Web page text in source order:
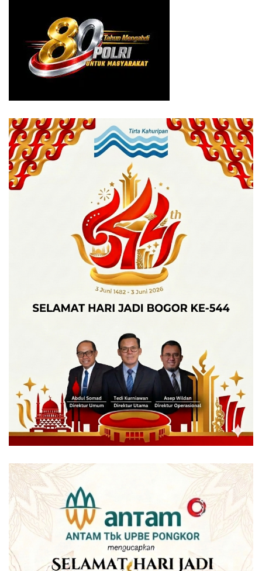
memaparkan hasil Musrenbang wilayahnya untuk tahun
2026 serta usulan Rencana Kerja Pemerintah Daerah
(RKPD) 2027. Total terdapat 228 usulan prioritas yang
diajukan ke tingkat kota.
“Sebanyak 140 usulan merupakan bidang fisik. Dominasi
rawan banjir,” jelas Riki.
Ia menambahkan, mayoritas usulan fisik mencakup
perbaikan drainase, peninggian dan perkuatan turap, serta
peninggian jembatan. Beberapa kelurahan di Bogor Utara
kerap mengalami banjir saat hujan berintensitas tinggi dan
berdurasi lama, meski bersifat lintasan dan cepat surut.
Selain itu, Riki juga mengungkapkan rencana
pembangunan Jalan R2 yang akan menghubungkan
Bogor Utara hingga kawasan Sentul, Sukaraja. Proyek
strategis tersebut ditargetkan rampung dalam kurun waktu
Center di Kelurahan Ciluar yang berbatasan langsung
dengan Sukaraja dan Sentul,” paparnya.
Pembangunan Jalan R2 direncanakan tersambung dari
Jalan K.S. Tubun. Namun demikian, proses pembebasan
lahan hingga kini masih belum sepenuhnya selesai.
“Masih ada beberapa bidang yang belum terbebaskan.
sebesar Rp20 miliar untuk proyek R2,” ujarnya.
Menurut Riki, pembebasan lahan di sisi selatan menjadi
prioritas karena membutuhkan biaya lebih kecil
dibandingkan sisi utara yang masih memiliki banyak
bidang lahan dan memerlukan anggaran lebih besar. (*)
Tags: Aula Kebo Jati Cibuluh bogorexpose